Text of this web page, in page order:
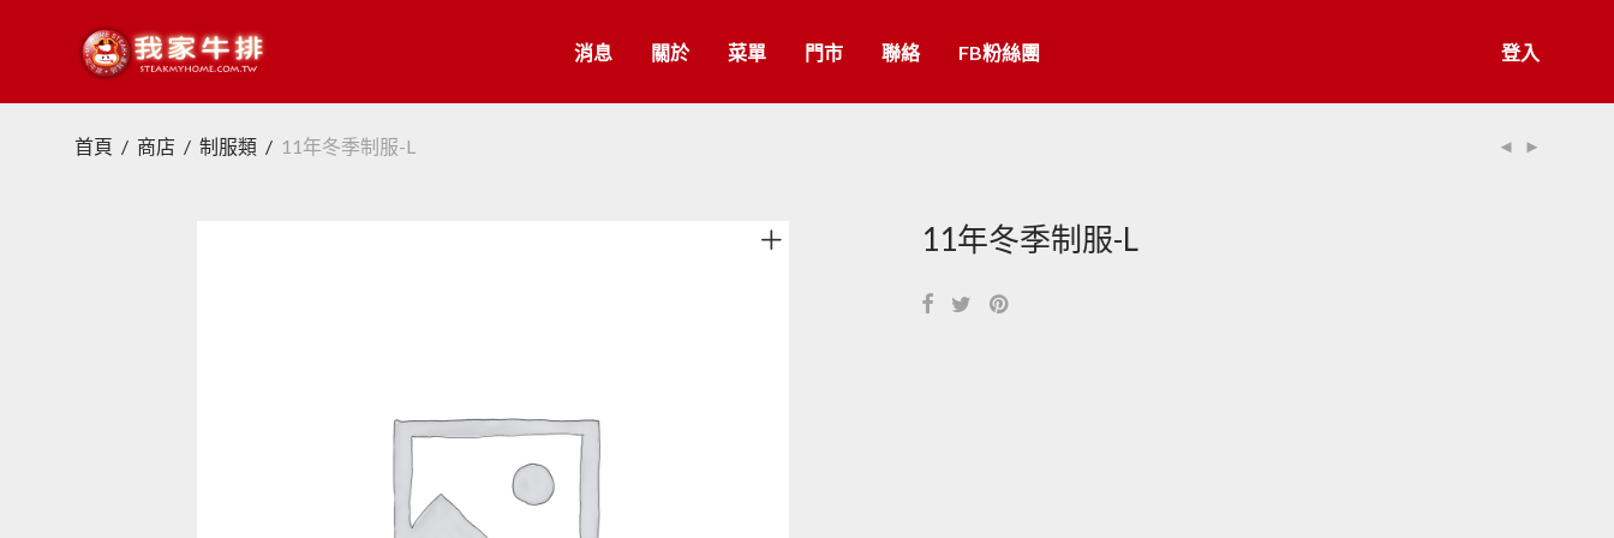
消息 關於 菜單 門市 聯絡 FB粉絲團 登入
首頁 / 商店 / 制服類 / 11年冬季制服-L
11年冬季制服-L